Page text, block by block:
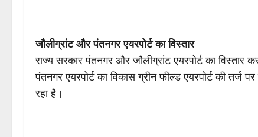
जौलीग्रांट और पंतनगर एयरपोर्ट का विस्तार
राज्य सरकार पंतनगर और जौलीग्रांट एयरपोर्ट का विस्तार
पंतनगर एयरपोर्ट का विकास ग्रीन फील्ड एयरपोर्ट की
रहा है।